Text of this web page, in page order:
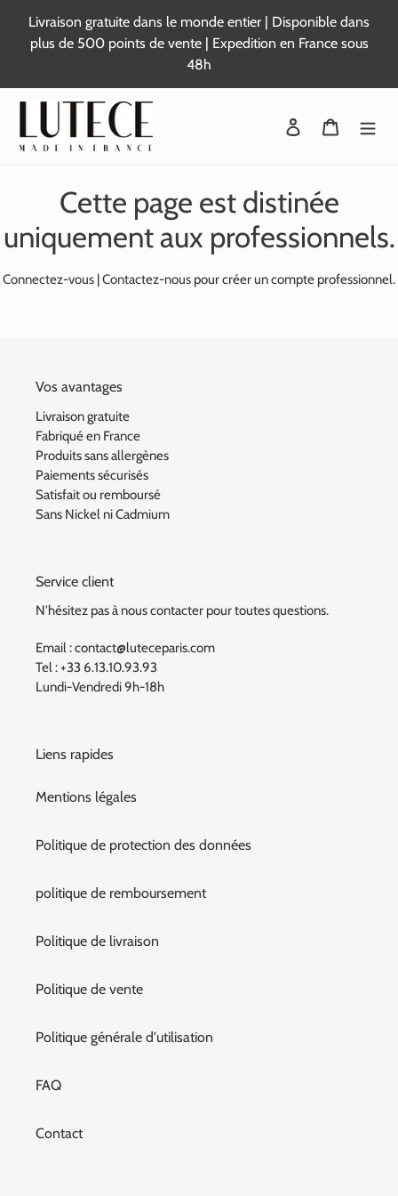
contenu
Livraison gratuite dans le monde entier | Disponible dans
plus de 500 points de vente | Expedition en France sous
48h
Se connecter
Panier
Cette page est distinée
uniquement aux professionnels.
Connectez-vous Contactez-nous pour créer un compte professionnel.
Vos avantages
Livraison gratuite
Fabriqué en France
Produits sans allergènes
Paiements sécurisés
Satisfait ou remboursé
Sans Nickel ni Cadmium
Service client
N'hésitez pas à nous contacter pour toutes questions.
Email : contact@luteceparis.com
Tel : +33 6.13.10.93.93
Lundi-Vendredi 9h-18h
Liens rapides
Mentions légales
Politique de protection des données
politique de remboursement
Politique de livraison
Politique de vente
Politique générale d'utilisation
FAQ
Contact